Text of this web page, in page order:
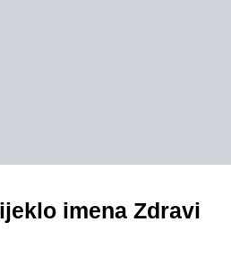
imena Zdravi